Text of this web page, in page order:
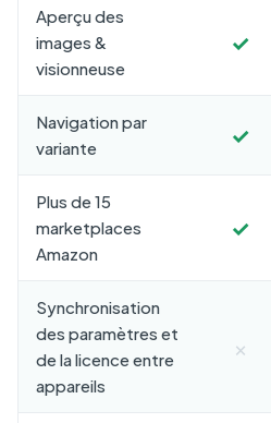
Aperçu des
images &
visionneuse
✓
Navigation par
variante
✓
Plus de 15
marketplaces
Amazon
✓
Synchronisation
des paramètres et
de la licence entre
appareils
×